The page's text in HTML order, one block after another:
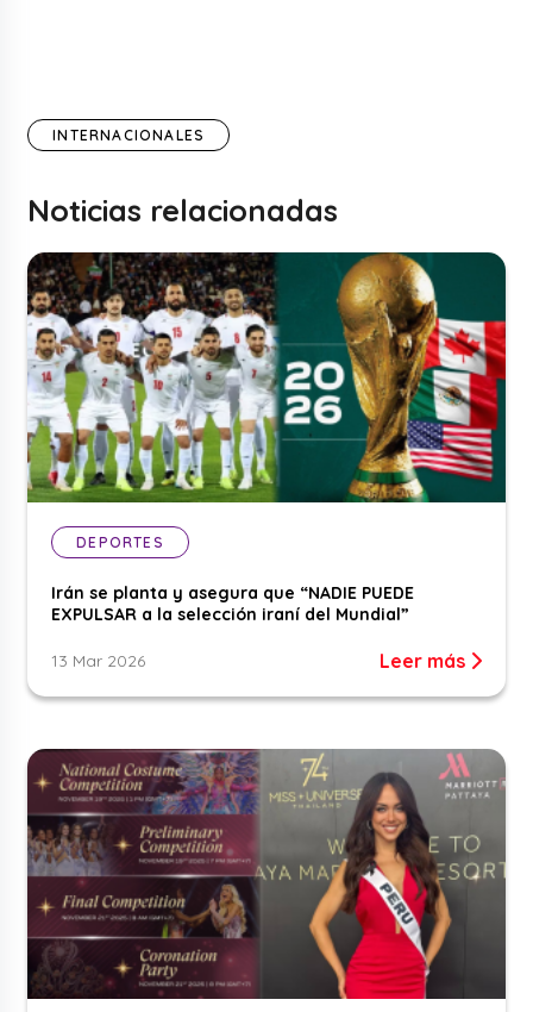
INTERNACIONALES
Noticias relacionadas
DEPORTES
Irán se planta y asegura que “NADIE PUEDE
EXPULSAR a la selección iraní del Mundial”
13 Mar 2026 Leer más